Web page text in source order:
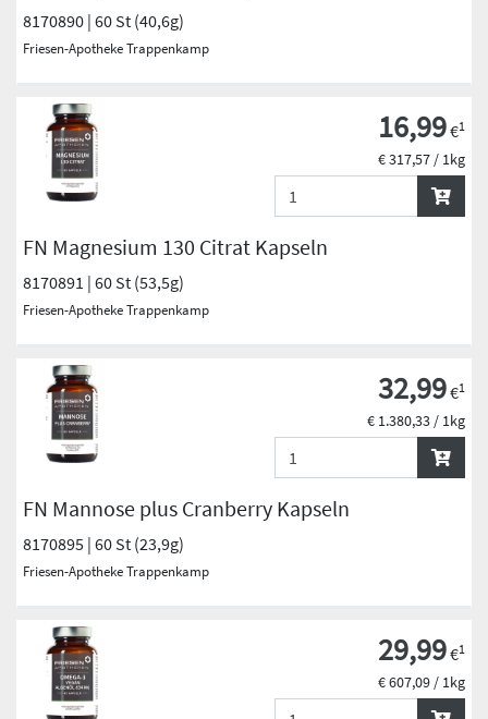
8170890 | 60 St (40,6g)
Friesen-Apotheke Trappenkamp
FN Magnesium 130 Citrat Kapseln
8170891 | 60 St (53,5g)
Friesen-Apotheke Trappenkamp
16,99€1
€ 317,57 / 1kg
FN Mannose plus Cranberry Kapseln
8170895 | 60 St (23,9g)
Friesen-Apotheke Trappenkamp
32,99€1
€ 1.380,33 / 1kg
29,99€1
€ 607,09 / 1kg